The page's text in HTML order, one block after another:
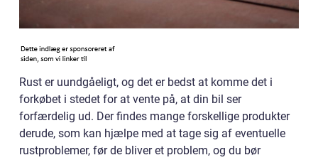
Rust er uundgåeligt, og det er bedst at komme det i
forkøbet i stedet for at vente på, at din bil ser
forfærdelig ud. Der findes mange forskellige produkter
derude, som kan hjælpe med at tage sig af eventuelle
rustproblemer, før de bliver et problem, og du bør